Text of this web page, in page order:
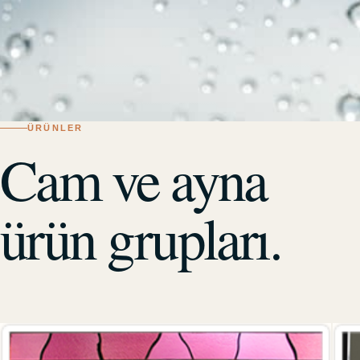
ÜRÜNLER
Cam ve ayna
ürün grupları.